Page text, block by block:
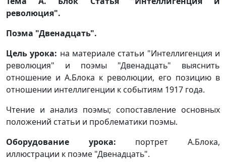
революция".
Поэма "Двенадцать".
Цель урока: на материале статьи "Интеллигенция и
революция" и поэмы "Двенадцать" выяснить
отношение и А.Блока к революции, его позицию в
отношении интеллигенции к событиям 1917 года.
Чтение и анализ поэмы; сопоставление основных
положений статьи и проблематики поэмы.
Оборудование урока: портрет А.Блока,
иллюстрации к поэме "Двенадцать".